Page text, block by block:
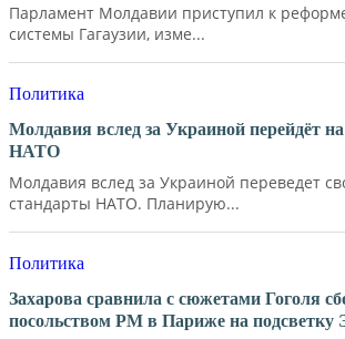
Парламент Молдавии приступил к
системы Гагаузии, изме...
Политика
Молдавия вслед за Украиной перейдёт
НАТО
Молдавия вслед за Украиной переведет
стандарты НАТО. Планирую...
Политика
Захарова сравнила с сюжетами Гоголя
посольством РМ в Париже на подсветку